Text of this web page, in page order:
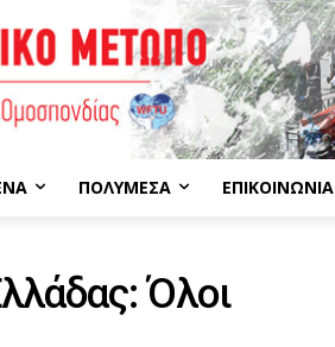
ΠΟΛΥΜΈΣΑ ΕΠΙΚΟΙΝΩΝΊΑ
Όλοι